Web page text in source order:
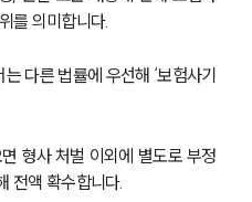
를 의미합니다.
다른 법률에 우선해 ‘보험사기
형사 처벌 이외에 별도로 부정
전액 확수합니다.